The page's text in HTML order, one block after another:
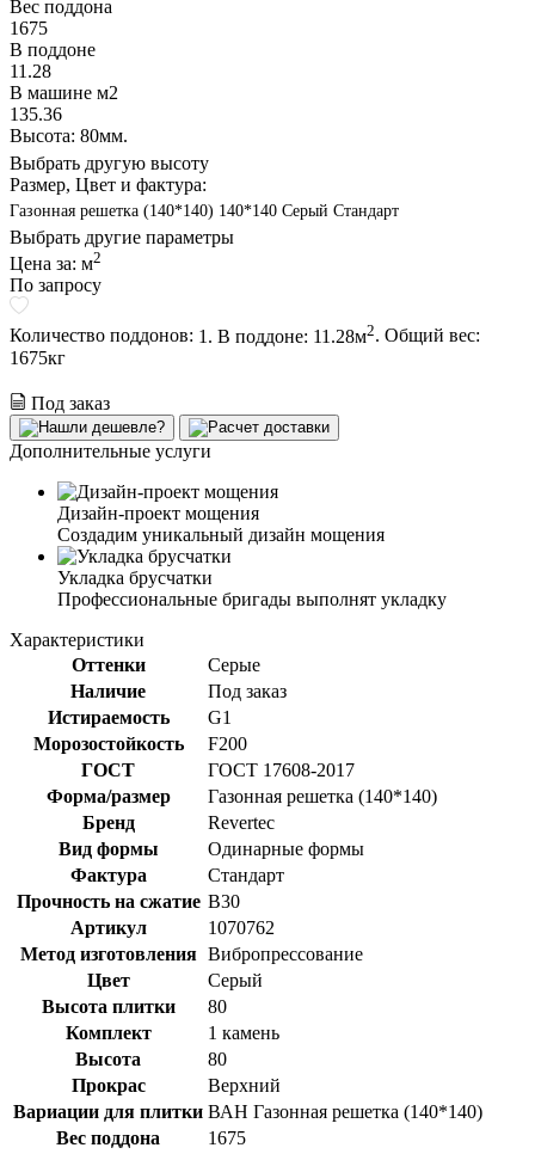
Вес поддона
1675
В поддоне
11.28
В машине м2
135.36
Высота: 80мм.
Выбрать другую высоту
Размер, Цвет и фактура:
Газонная решетка (140*140) 140*140 Серый Стандарт
Выбрать другие параметры
Цена за: м2
По запросу
Количество поддонов: 1. В поддоне: 11.28м2. Общий вес:
1675кг
Под заказ
Дополнительные услуги
Дизайн-проект мощения
Создадим уникальный дизайн мощения
Укладка брусчатки
Профессиональные бригады выполнят укладку
Характеристики
Оттенки
Серые
Наличие
Под заказ
Истираемость
G1
Морозостойкость
F200
ГОСТ
ГОСТ 17608-2017
Форма/размер
Газонная решетка (140*140)
Бренд
Revertec
Вид формы
Одинарные формы
Фактура
Стандарт
Прочность на сжатие В30
Артикул
1070762
Метод изготовления Вибропрессование
Цвет
Серый
Высота плитки
80
Комплект
1 камень
Высота
80
Прокрас
Верхний
Вариации для плитки ВАН Газонная решетка (140*140)
Вес поддона
1675